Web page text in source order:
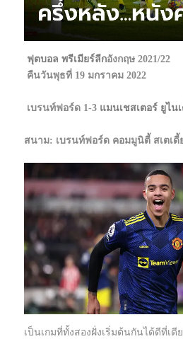
ฟุตบอล พรีเมียร์ลีกอังกฤษ 2021/22
คืนวันพุธที่ 19 มกราคม 2022
เบรนท์ฟอร์ด 1-3 แมนเชสเตอร์ ยูไน
สนาม: เบรนท์ฟอร์ด คอมมูนิตี้ สเตเดี้
เป็นเกมที่ทั้งสองฝั่งเริ่มต้นกันได้ดีที่เดี